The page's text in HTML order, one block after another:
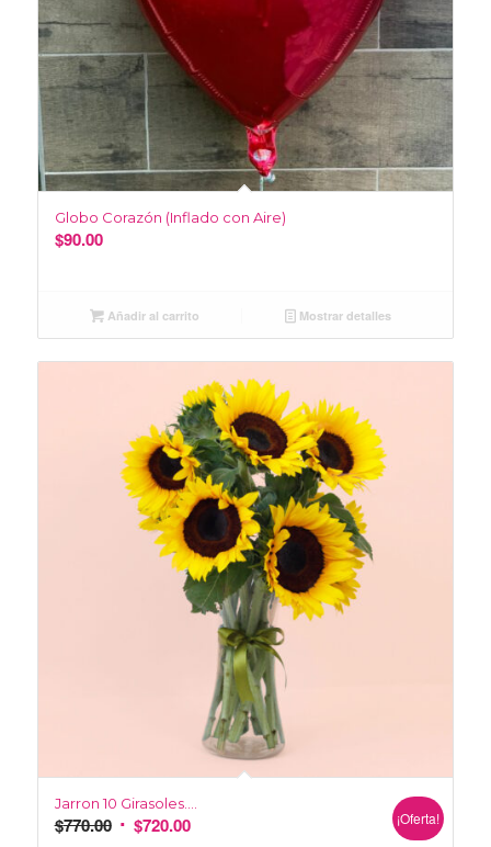
Globo Corazón (Inflado con Aire)
$90.00
Añadir al carrito Mostrar detalles
Jarron 10 Girasoles….
$770.00 $720.00 ¡Oferta!